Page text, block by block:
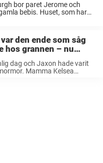
bor paret Jerome och
bebis. Huset, som har
den ende som såg
hos grannen – nu
dag och Jaxon hade varit
Mamma Kelsea